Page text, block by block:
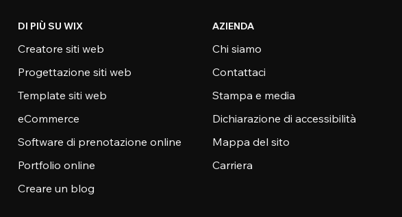
DI PIÙ SU WIX
Creatore siti web
Progettazione siti web
Template siti web
eCommerce
Software di prenotazione online
Portfolio online
Creare un blog
AZIENDA
Chi siamo
Contattaci
Stampa e media
Dichiarazione di accessibilità
Mappa del sito
Carriera